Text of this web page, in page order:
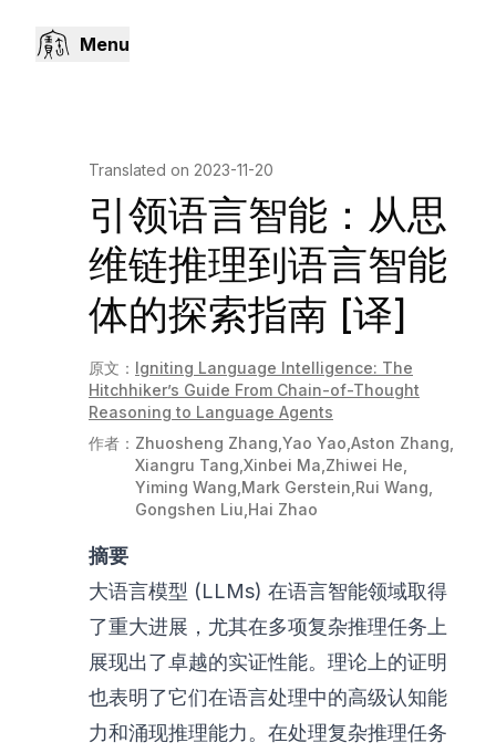
Menu
Translated on 2023-11-20
引领语言智能：从思
维链推理到语言智能
体的探索指南 [译]
原文： Igniting Language Intelligence: The
Hitchhiker’s Guide From Chain-of-Thought
Reasoning to Language Agents
作者： Zhuosheng Zhang Yao Yao Aston Zhang
Xiangru Tang Xinbei Ma Zhiwei He
Yiming Wang Mark Gerstein Rui Wang
Gongshen Liu Hai Zhao
摘要
大语言模型 (LLMs) 在语言智能领域取得
了重大进展，尤其在多项复杂推理任务上
展现出了卓越的实证性能。理论上的证明
也表明了它们在语言处理中的高级认知能
力和涌现推理能力。在处理复杂推理任务